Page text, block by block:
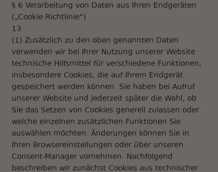
§ 6 Verarbeitung von Daten aus Ihren Endgeräten
(„Cookie Richtlinie“)
13
(1) Zusätzlich zu den oben genannten Daten
verwenden wir bei Ihrer Nutzung unserer Website
technische Hilfsmittel für verschiedene Funktionen,
insbesondere Cookies, die auf Ihrem Endgerät
gespeichert werden können. Sie haben bei Aufruf
unserer Website und jederzeit später die Wahl, ob
Sie das Setzen von Cookies generell zulassen oder
welche einzelnen zusätzlichen Funktionen Sie
auswählen möchten. Änderungen können Sie in
Ihren Browsereinstellungen oder über unseren
Consent-Manager vornehmen. Nachfolgend
beschreiben wir zunächst Cookies aus technischer